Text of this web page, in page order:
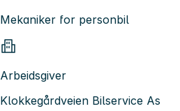
Mekaniker for personbil
Arbeidsgiver
Klokkegårdveien Bilservice As